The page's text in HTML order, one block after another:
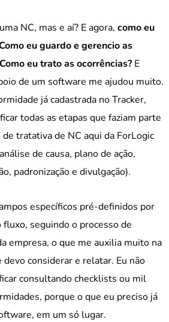
NC, mas e aí? E agora, como eu
eu guardo e gerencio as
eu trato as ocorrências? E
de um software me ajudou muito.
já cadastrada no Tracker,
todas as etapas que faziam parte
tratativa de NC aqui da ForLogic
de causa, plano de ação,
padronização e divulgação).
específicos pré-definidos por
fluxo, seguindo o processo de
empresa, o que me auxilia muito na
devo considerar e relatar. Eu não
consultando checklists ou mil
porque o que eu preciso já
em um só lugar.